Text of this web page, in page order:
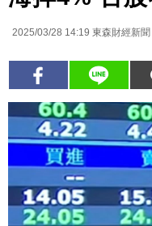
2025/03/28 14:19 東森財經新聞